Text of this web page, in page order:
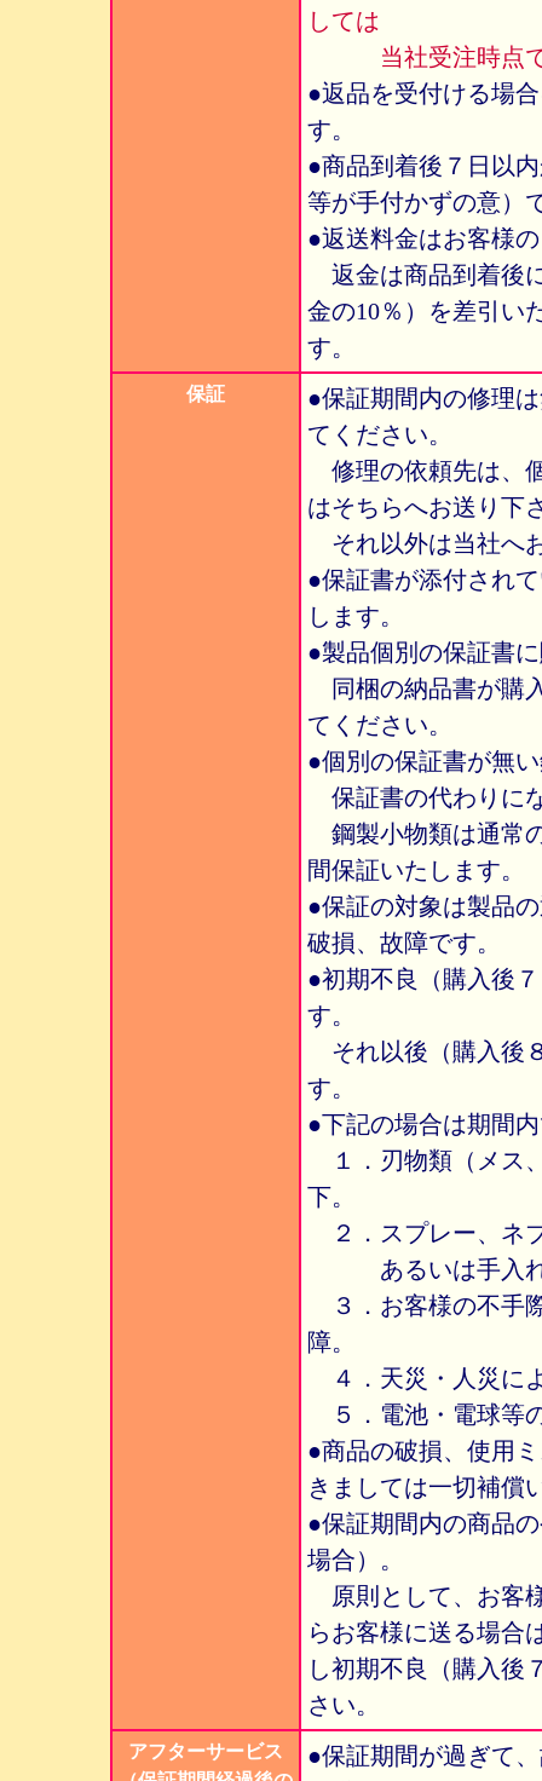
しては
当社受注時点で注
●返品を受付ける場
す。
●商品到着後７日以
等が手付かずの意）
●返送料金はお客様
返金は商品到着後
金の10％）を差引い
す。
保証
●保証期間内の修理
てください。
修理の依頼先は、
はそちらへお送り下
それ以外は当社へ
●保証書が添付され
します。
●製品個別の保証書
同梱の納品書が購
てください。
●個別の保証書が無
保証書の代わりに
鋼製小物類は通常
間保証いたします。
●保証の対象は製品
破損、故障です。
●初期不良（購入後
す。
それ以後（購入後
す。
●下記の場合は期間
１．刃物類（メス
下。
２．スプレー、ネ
あるいは手入れ
３．お客様の不手
障。
４．天災・人災に
５．電池・電球等
●商品の破損、使用
きましては一切補償
●保証期間内の商品
場合）。
原則として、お客
らお客様に送る場合
し初期不良（購入後
さい。
アフターサービス
●保証期間が過ぎて